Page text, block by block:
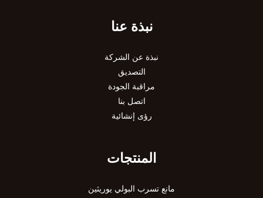
نبذة عنا
نبذة عن الشركة
التصديق
مراقبة الجودة
اتصل بنا
رؤى إنشائية
المنتجات
مانع تسرب البولي يوريثين